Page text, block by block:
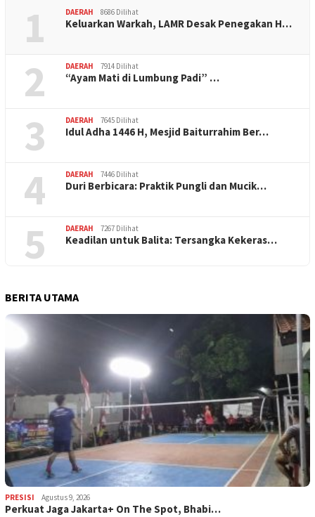
1 DAERAH 8686 Dilihat
Keluarkan Warkah, LAMR Desak Penegakan H…
2 DAERAH 7914 Dilihat
“Ayam Mati di Lumbung Padi” …
3 DAERAH 7645 Dilihat
Idul Adha 1446 H, Mesjid Baiturrahim Ber…
4 DAERAH 7446 Dilihat
Duri Berbicara: Praktik Pungli dan Mucik…
5 DAERAH 7267 Dilihat
Keadilan untuk Balita: Tersangka Kekeras…
BERITA UTAMA
PRESISI Agustus 9, 2026
Perkuat Jaga Jakarta+ On The Spot, Bhabi…